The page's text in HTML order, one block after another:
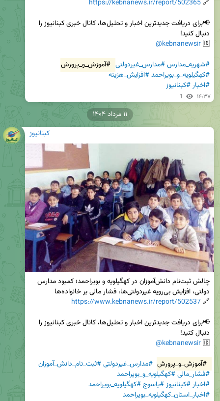
🔗
https://kebnanews.ir/report/502365
🆔
@kebnanewsir
#شهریه_مدارس#مدارس_غیردولتی #آموزش_و_پرورش
#کهگیلویه_و_بویراحمد#افزایش_هزینه
#اخبار#کبنانیوز
1 ۱۴:۳۷
کبنانیوز
🔗
https://www.kebnanews.ir/report/502537
🆔
@kebnanewsir
#آموزش_و_پرورش #مدارس_غیردولتی#ثبت_نام_دانش_آموزان
#فشار_مالی#کهگیلویه_و_بویراحمد
#اخبار#کبنانیوز#یاسوج#کهگیلویه_بویراحمد
#اخبار_استان_کهگیلویه_بویراحمد
۱۱ مرداد ۱۴۰۴